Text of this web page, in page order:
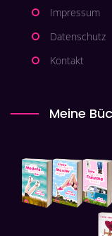
Impressum
Datenschutz
Kontakt
Meine